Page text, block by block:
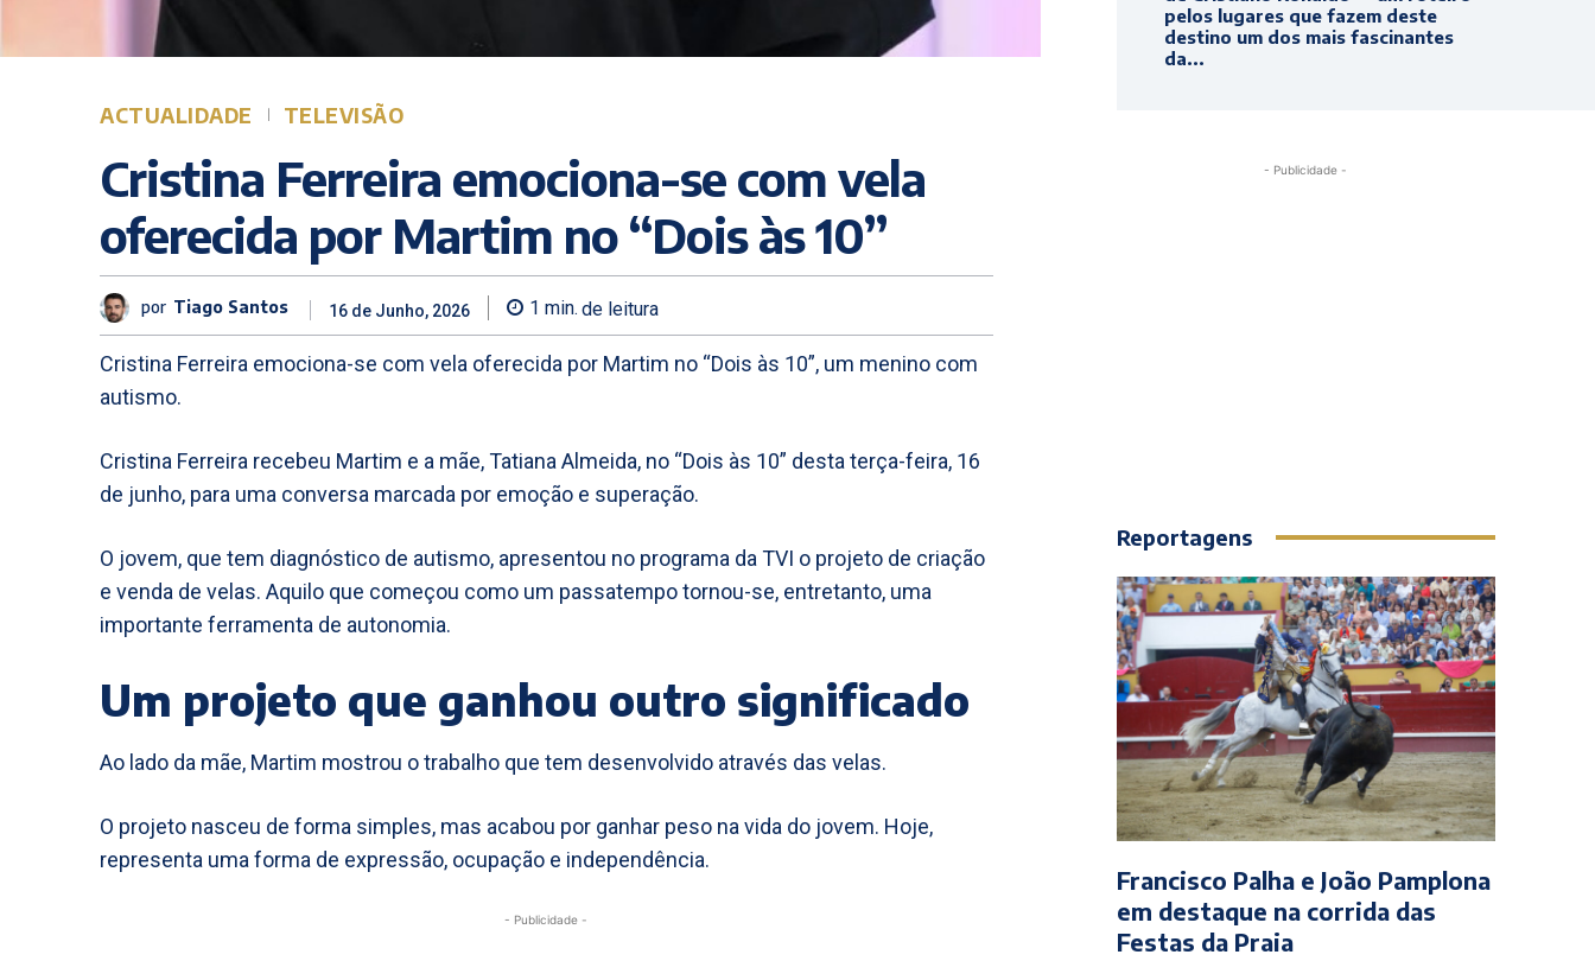
ACTUALIDADE TELEVISÃO
Cristina Ferreira emociona-se com vela
oferecida por Martim no “Dois às 10”
por Tiago Santos 16 de Junho, 2026 1 min. de leitura
Cristina Ferreira emociona-se com vela oferecida por Martim no “Dois às 10”, um menino com
autismo.
Cristina Ferreira recebeu Martim e a mãe, Tatiana Almeida, no “Dois às 10” desta terça-feira, 16
de junho, para uma conversa marcada por emoção e superação.
O jovem, que tem diagnóstico de autismo, apresentou no programa da TVI o projeto de criação
e venda de velas. Aquilo que começou como um passatempo tornou-se, entretanto, uma
importante ferramenta de autonomia.
Um projeto que ganhou outro significado
Ao lado da mãe, Martim mostrou o trabalho que tem desenvolvido através das velas.
O projeto nasceu de forma simples, mas acabou por ganhar peso na vida do jovem. Hoje,
representa uma forma de expressão, ocupação e independência.
- Publicidade -
pelos lugares que fazem deste
destino um dos mais fascinantes
da...
- Publicidade -
Reportagens
Francisco Palha e João Pamplona
em destaque na corrida das
Festas da Praia